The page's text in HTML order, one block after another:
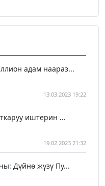
адам наараз...
13.03.2023 19:22
иштерин ...
19.02.2023 21:32
Дүйнө жүзү Пу...